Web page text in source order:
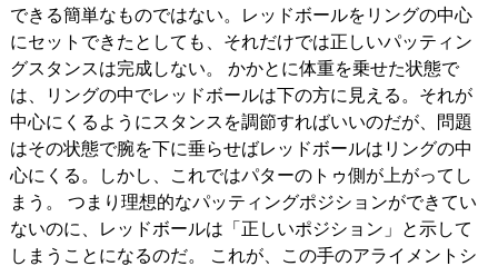
できる簡単なものではない。レッドボールをリングの中心
にセットできたとしても、それだけでは正しいパッティン
グスタンスは完成しない。 かかとに体重を乗せた状態で
は、リングの中でレッドボールは下の方に見える。それが
中心にくるようにスタンスを調節すればいいのだが、問題
はその状態で腕を下に垂らせばレッドボールはリングの中
心にくる。しかし、これではパターのトゥ側が上がってし
まう。 つまり理想的なパッティングポジションができてい
ないのに、レッドボールは「正しいポジション」と示して
しまうことになるのだ。 これが、この手のアライメントシ